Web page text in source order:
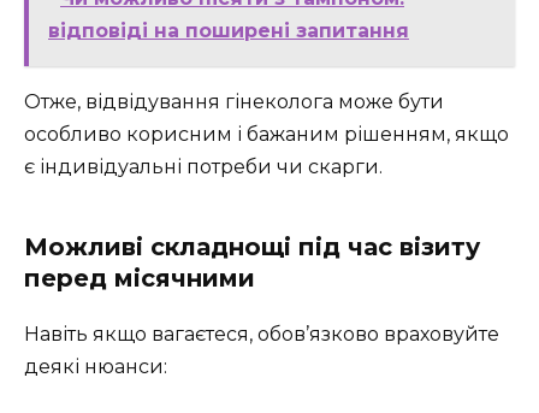
відповіді на поширені запитання
Отже, відвідування гінеколога може бути
особливо корисним і бажаним рішенням, якщо
є індивідуальні потреби чи скарги.
Можливі складнощі під час візиту
перед місячними
Навіть якщо вагаєтеся, обов’язково враховуйте
деякі нюанси: